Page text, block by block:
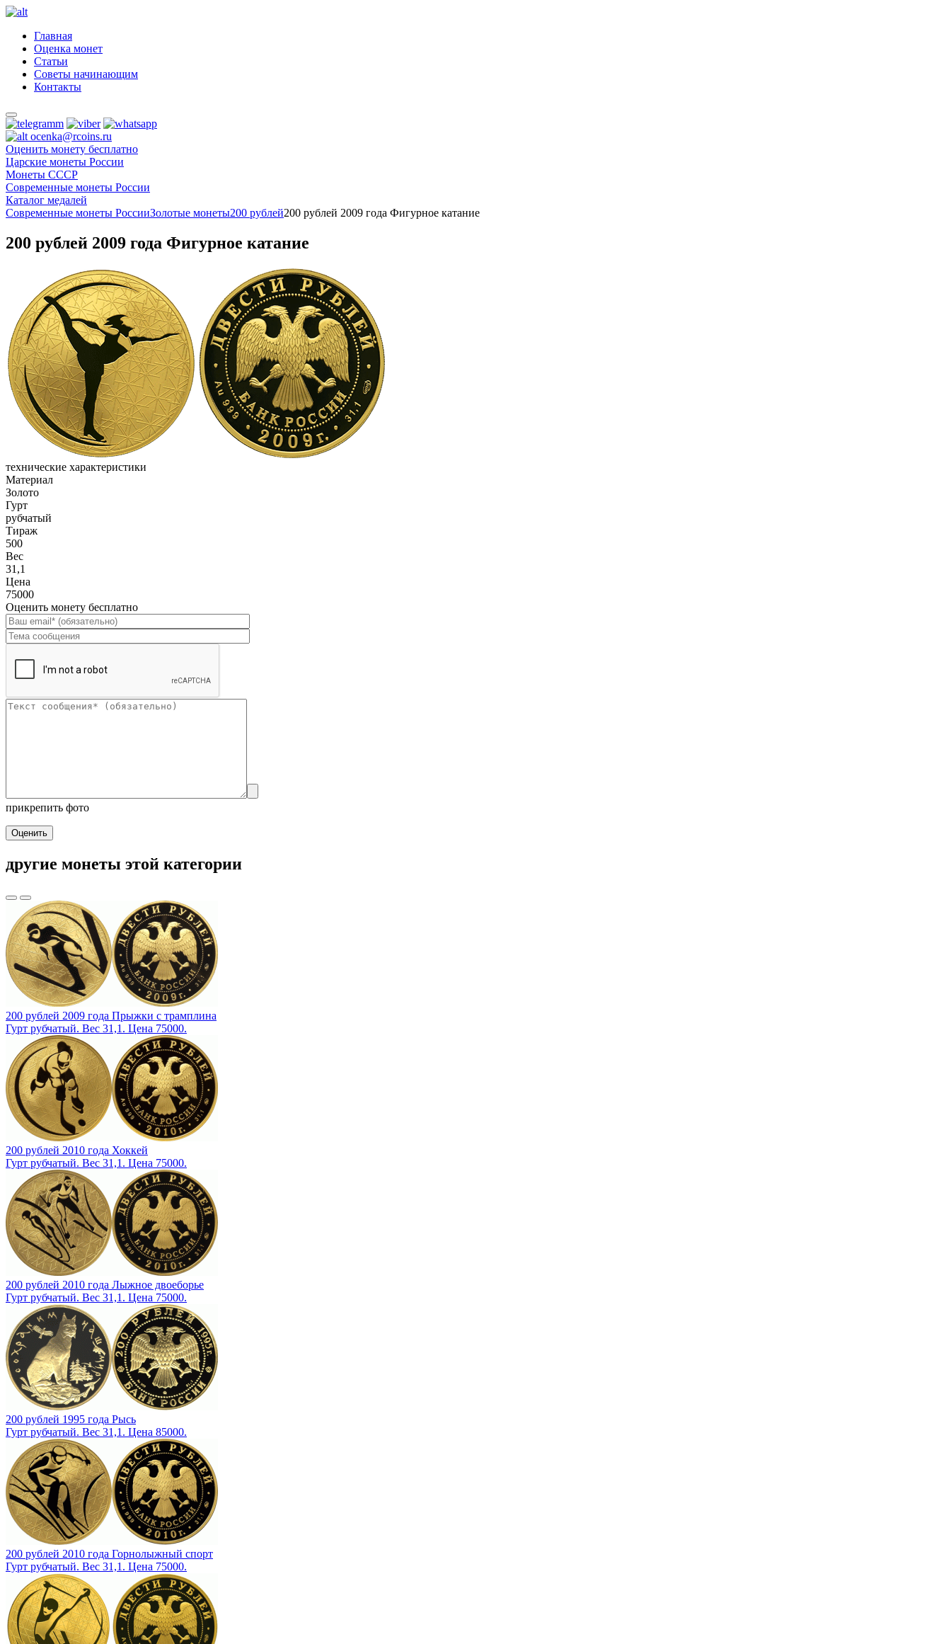
Главная
Оценка монет
Статьи
Советы начинающим
Контакты
ocenka@rcoins.ru
Оценить монету бесплатно
Царские монеты России
Монеты СССР
Современные монеты России
Каталог медалей
Современные монеты РоссииЗолотые монеты200 рублей200 рублей 2009 года Фигурное катание
200 рублей 2009 года Фигурное катание
технические характеристики
Материал
Золото
Гурт
рубчатый
Тираж
500
Вес
31,1
Цена
75000
Оценить монету бесплатно
прикрепить фото
Оценить
другие монеты этой категории
200 рублей 2009 года Прыжки с трамплина
Гурт рубчатый. Вес 31,1. Цена 75000.
200 рублей 2010 года Хоккей
Гурт рубчатый. Вес 31,1. Цена 75000.
200 рублей 2010 года Лыжное двоеборье
Гурт рубчатый. Вес 31,1. Цена 75000.
200 рублей 1995 года Рысь
Гурт рубчатый. Вес 31,1. Цена 85000.
200 рублей 2010 года Горнолыжный спорт
Гурт рубчатый. Вес 31,1. Цена 75000.